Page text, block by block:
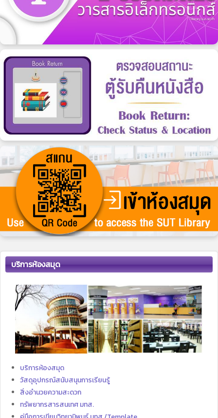
บริการห้องสมุด
บริการห้องสมุด
วัสดุอุปกรณ์สนับสนุนการเรียนรู้
สิ่งอำนวยความสะดวก
ทรัพยากรสารสนเทศ มทส.